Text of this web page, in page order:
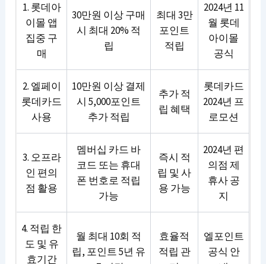
1. 롯데아
이몰 앱
집중 구
매
30만원 이상 구매
시 최대 20% 적
립
최대 3만
포인트
적립
2024년 11
월 롯데
아이몰
공식
2. 엘페이
롯데카드
사용
10만원 이상 결제
시 5,000포인트
추가 적립
추가 적
립 혜택
롯데카드
2024년 프
로모션
3. 오프라
인 편의
점 활용
멤버십 카드 바
코드 또는 휴대
폰 번호로 적립
가능
즉시 적
립 및 사
용 가능
2024년 편
의점 제
휴사 공
지
4. 적립 한
도 및 유
효기간
월 최대 10회 적
립, 포인트 5년 유
효율적
적립 관
엘포인트
공식 안